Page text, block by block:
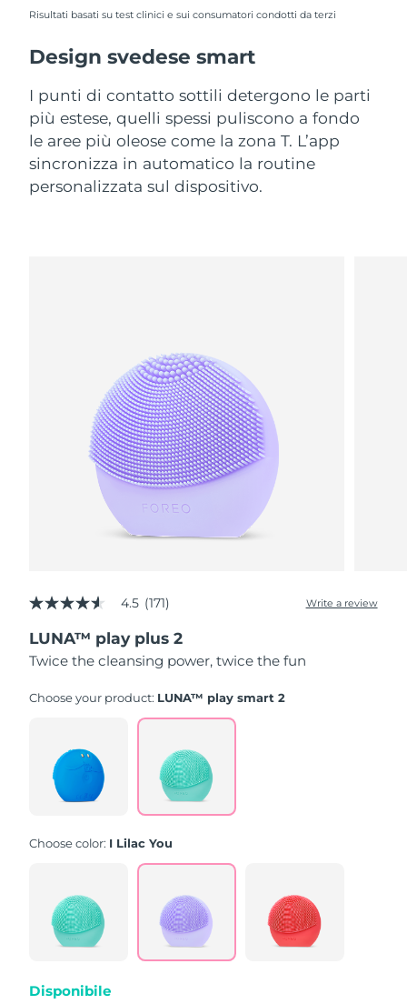
Risultati basati su test clinici e sui consumatori condotti da terzi
Design svedese smart
I punti di contatto sottili detergono le parti
più estese, quelli spessi puliscono a fondo
le aree più oleose come la zona T. L’app
sincronizza in automatico la routine
personalizzata sul dispositivo.
4.5
of
5
stars,
rating
Reviews.
Same
page
link.
4.5 (171) Write a review
LUNA™ play plus 2
Twice the cleansing power, twice the fun
Choose your product: LUNA™ play smart 2
Choose color: I Lilac You
Disponibile